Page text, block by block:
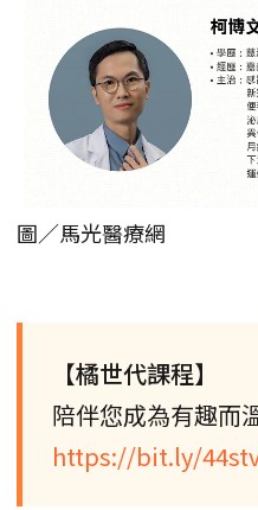
圖／馬光醫療網
【橘世代課程】
陪伴您成為有趣而
https://bit.ly/